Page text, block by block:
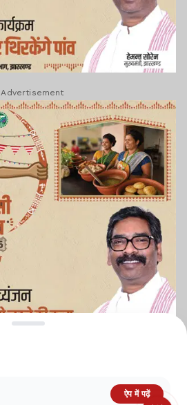
Advertisement
ऐप में पढ़ें